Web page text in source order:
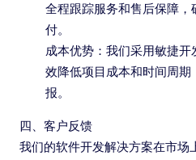
全程跟踪服务和售后保障，
付。
成本优势：我们采用敏捷
效降低项目成本和时间周
报。
四、客户反馈
我们的软件开发解决方案在市场